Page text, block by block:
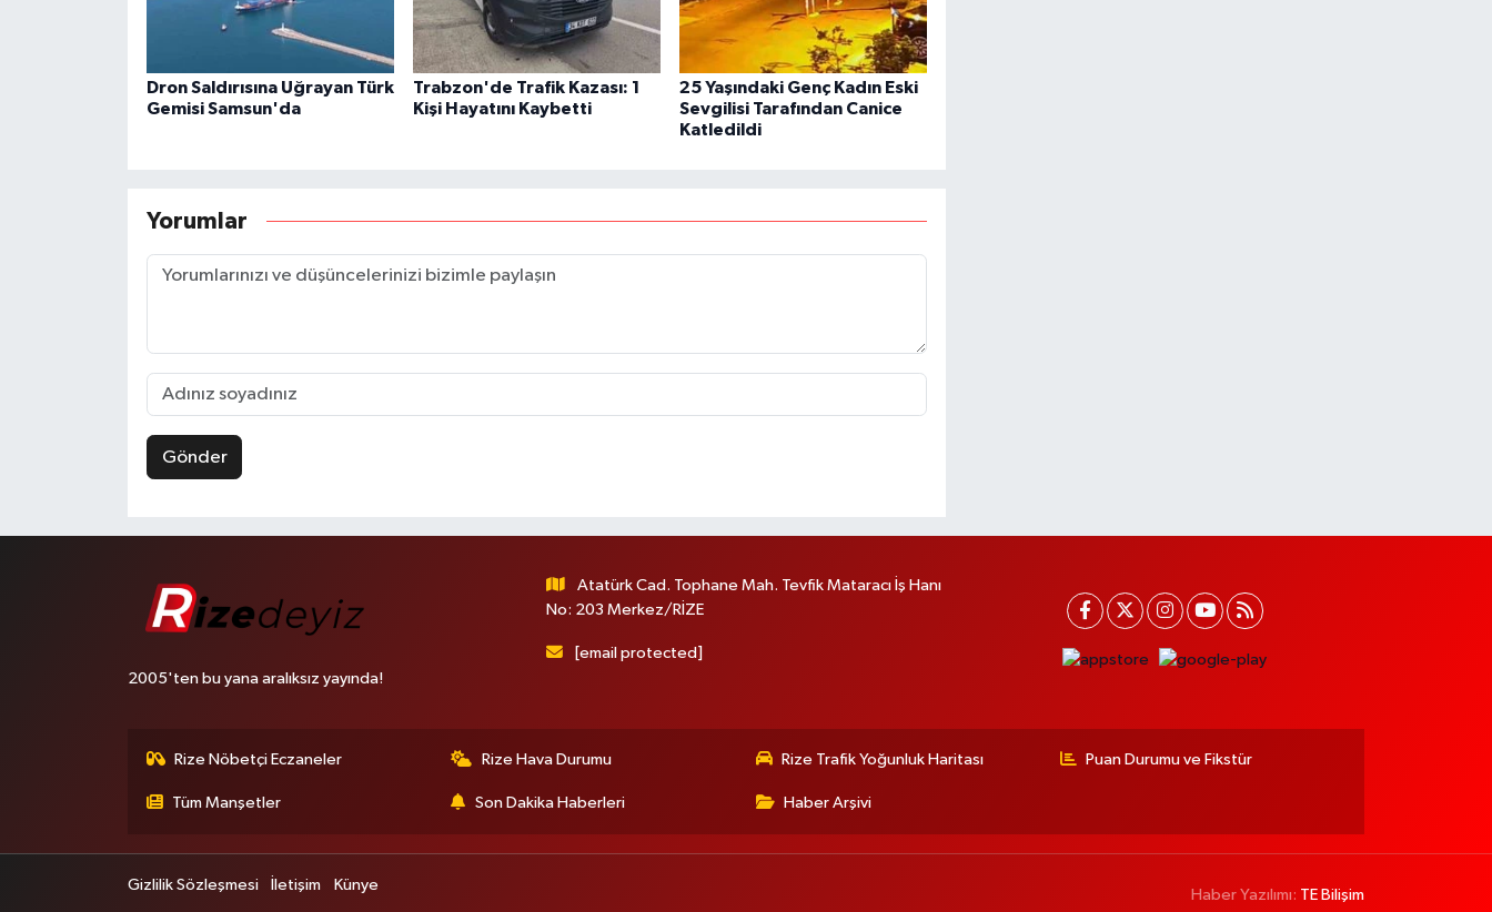
Dron Saldırısına Uğrayan Türk
Gemisi Samsun'da
Trabzon'de Trafik Kazası: 1
Kişi Hayatını Kaybetti
25 Yaşındaki Genç Kadın Eski
Sevgilisi Tarafından Canice
Katledildi
Yorumlar
Gönder
2005'ten bu yana aralıksız yayında!
Atatürk Cad. Tophane Mah. Tevfik Mataracı İş Hanı
No: 203 Merkez/RİZE
[email protected]
Rize Nöbetçi Eczaneler Rize Hava Durumu Rize Trafik Yoğunluk Haritası Puan Durumu ve Fikstür
Tüm Manşetler Son Dakika Haberleri Haber Arşivi
Gizlilik Sözleşmesi İletişim Künye
Haber Yazılımı: TE Bilişim